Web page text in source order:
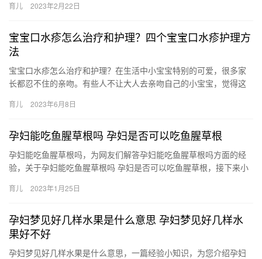
心…
育儿 2023年2月22日
宝宝口水疹怎么治疗和护理？四个宝宝口水疹护理方
法
宝宝口水疹怎么治疗和护理？在生活中小宝宝特别的可爱，很多家
长都忍不住的亲吻。有些人不让大人去亲吻自己的小宝宝，觉得这
是 宝…
育儿 2023年6月8日
孕妇能吃鱼腥草根吗 孕妇是否可以吃鱼腥草根
孕妇能吃鱼腥草根吗，为网友们解答孕妇能吃鱼腥草根吗方面的经
验，关于孕妇能吃鱼腥草根吗 孕妇是否可以吃鱼腥草根，接下来小
妇…
育儿 2023年1月25日
孕妇梦见好几样水果是什么意思 孕妇梦见好几样水
果好不好
孕妇梦见好几样水果是什么意思，一篇经验小知识，为您介绍孕妇